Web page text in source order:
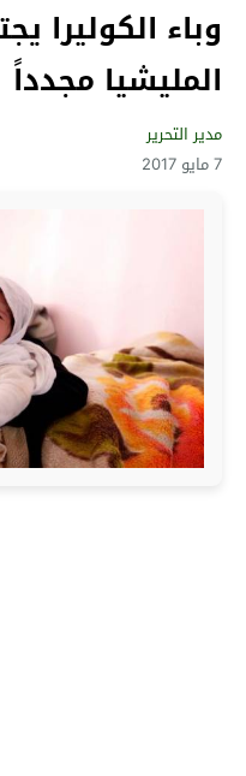
وباء الكوليرا
المليشيا مجدداً
مدير التحرير
7 مايو 2017